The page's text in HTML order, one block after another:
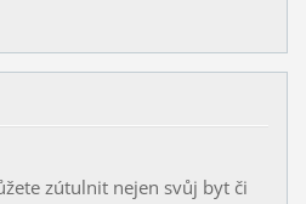
zútulnit nejen svůj byt či